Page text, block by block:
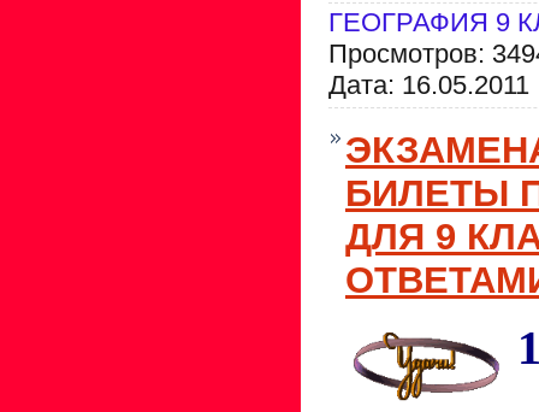
ГЕОГРАФИЯ 9
Просмотров:
Дата: 16.05.2011
БИЛЕТЫ
ДЛЯ 9